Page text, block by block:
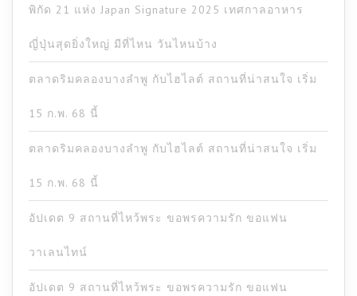
พิกัด 21 แห่ง Japan Signature 2025 เทศกาลอาหาร
ญี่ปุ่นสุดยิ่งใหญ่ มีที่ไหน วันไหนบ้าง
ตลาดริมคลองบางลำพู กับไฮไลต์ สถานที่น่าสนใจ เริ่ม
15 ก.พ. 68 นี้
ตลาดริมคลองบางลำพู กับไฮไลต์ สถานที่น่าสนใจ เริ่ม
15 ก.พ. 68 นี้
อัปเดต 9 สถานที่ไหว้พระ ขอพรความรัก ขอแฟน
วาเลนไทน์
อัปเดต 9 สถานที่ไหว้พระ ขอพรความรัก ขอแฟน